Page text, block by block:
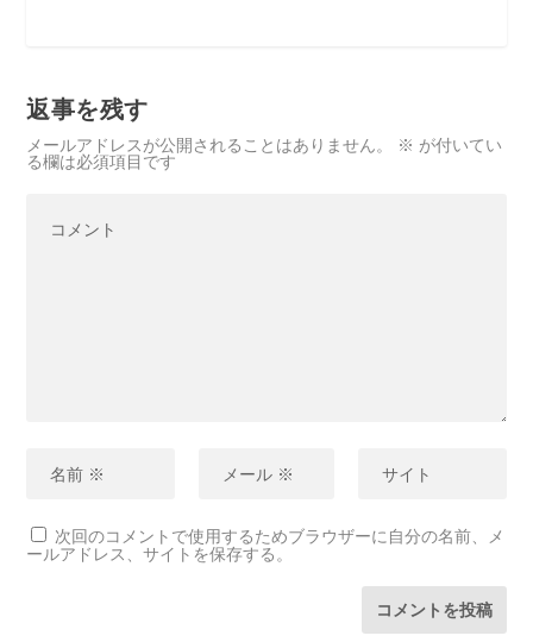
返事を残す
メールアドレスが公開されることはありません。 ※ が付いてい
る欄は必須項目です
次回のコメントで使用するためブラウザーに自分の名前、メ
ールアドレス、サイトを保存する。